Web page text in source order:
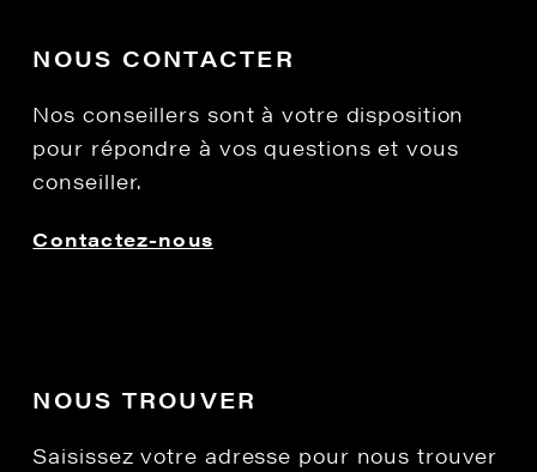
NOUS CONTACTER
Nos conseillers sont à votre disposition
pour répondre à vos questions et vous
conseiller.
Contactez-nous
NOUS TROUVER
Saisissez votre adresse pour nous trouver